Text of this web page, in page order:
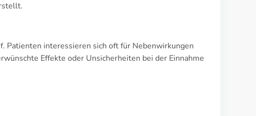
Patienten interessieren sich oft für Nebenwirkungen
Effekte oder Unsicherheiten bei der Einnahme